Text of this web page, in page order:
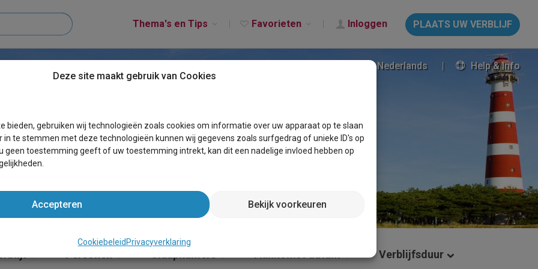
Thema's en Tips Favorieten Inloggen PLAATS UW VERBLIJF
Nederlands Help & Info
Verblijfsduur
Deze site maakt gebruik van Cookies
bieden, gebruiken wij technologieën zoals cookies om informatie over uw apparaat op te slaan
te stemmen met deze technologieën kunnen wij gegevens zoals surfgedrag of unieke ID's op
geen toestemming geeft of uw toestemming intrekt, kan dit een nadelige invloed hebben op
Accepteren Bekijk voorkeuren
Cookiebeleid Privacyverklaring